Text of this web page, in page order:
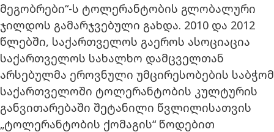
მეგობრები“-ს ტოლერანტობის გლობალური
ჯილდოს გამარჯვებული გახდა. 2010 და 2012
წლებში, საქართველოს გაეროს ასოციაცია
საქართველოს სახალხო დამცველთან
არსებულმა ეროვნული უმცირესობების საბჭომ
საქართველოში ტოლერანტობის კულტურის
განვითარებაში შეტანილი წვლილისათვის
„ტოლერანტობის ქომაგის“ წოდებით